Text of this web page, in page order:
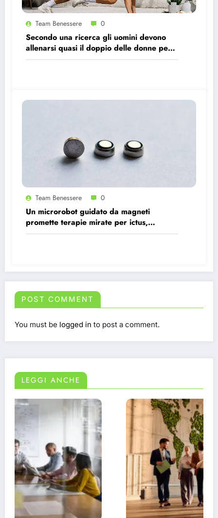
Team Benessere 0
Secondo una ricerca gli uomini devono
allenarsi quasi il doppio delle donne per
avere gli stessi effetti benefici sul cuore
Team Benessere 0
Un microrobot guidato da magneti
promette terapie mirate per ictus,
infezioni e tumori.
POST COMMENT
You must be logged in to post a comment.
LEGGI ANCHE